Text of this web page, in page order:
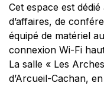
Cet espace est
d’affaires, de
équipé de matériel
connexion Wi-Fi
La salle « Les
d’Arcueil-Cachan,